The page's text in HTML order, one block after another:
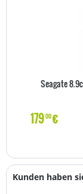
Seagate
17900€
Kunden haben